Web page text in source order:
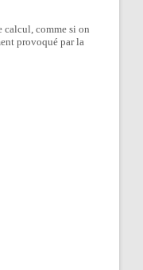
calcul, comme si on
provoqué par la